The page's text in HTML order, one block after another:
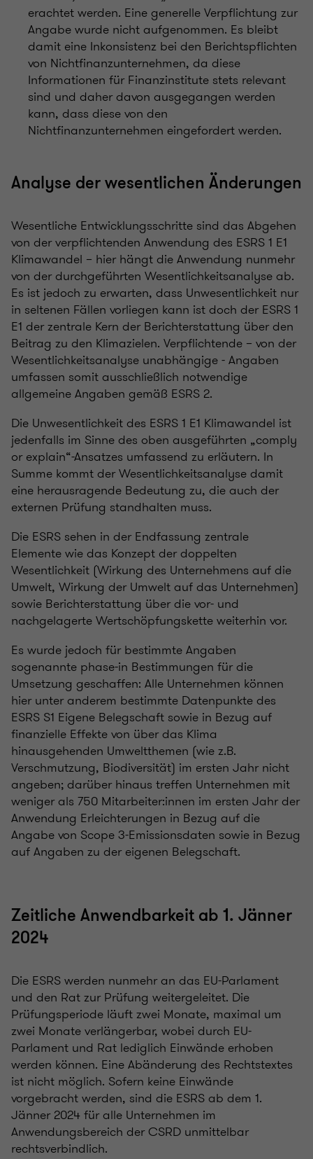
erachtet werden. Eine generelle Verpflichtung zur
Angabe wurde nicht aufgenommen. Es bleibt
damit eine Inkonsistenz bei den Berichtspflichten
von Nichtfinanzunternehmen, da diese
Informationen für Finanzinstitute stets relevant
sind und daher davon ausgegangen werden
kann, dass diese von den
Nichtfinanzunternehmen eingefordert werden.
Analyse der wesentlichen Änderungen
Wesentliche Entwicklungsschritte sind das Abgehen
von der verpflichtenden Anwendung des ESRS 1 E1
Klimawandel – hier hängt die Anwendung nunmehr
von der durchgeführten Wesentlichkeitsanalyse ab.
Es ist jedoch zu erwarten, dass Unwesentlichkeit nur
in seltenen Fällen vorliegen kann ist doch der ESRS 1
E1 der zentrale Kern der Berichterstattung über den
Beitrag zu den Klimazielen. Verpflichtende – von der
Wesentlichkeitsanalyse unabhängige - Angaben
umfassen somit ausschließlich notwendige
allgemeine Angaben gemäß ESRS 2.
Die Unwesentlichkeit des ESRS 1 E1 Klimawandel ist
jedenfalls im Sinne des oben ausgeführten „comply
or explain“-Ansatzes umfassend zu erläutern. In
Summe kommt der Wesentlichkeitsanalyse damit
eine herausragende Bedeutung zu, die auch der
externen Prüfung standhalten muss.
Die ESRS sehen in der Endfassung zentrale
Elemente wie das Konzept der doppelten
Wesentlichkeit (Wirkung des Unternehmens auf die
Umwelt, Wirkung der Umwelt auf das Unternehmen)
sowie Berichterstattung über die vor- und
nachgelagerte Wertschöpfungskette weiterhin vor.
Es wurde jedoch für bestimmte Angaben
sogenannte phase-in Bestimmungen für die
Umsetzung geschaffen: Alle Unternehmen können
hier unter anderem bestimmte Datenpunkte des
ESRS S1 Eigene Belegschaft sowie in Bezug auf
finanzielle Effekte von über das Klima
hinausgehenden Umweltthemen (wie z.B.
Verschmutzung, Biodiversität) im ersten Jahr nicht
angeben; darüber hinaus treffen Unternehmen mit
weniger als 750 Mitarbeiter:innen im ersten Jahr der
Anwendung Erleichterungen in Bezug auf die
Angabe von Scope 3-Emissionsdaten sowie in Bezug
auf Angaben zu der eigenen Belegschaft.
Zeitliche Anwendbarkeit ab 1. Jänner
2024
Die ESRS werden nunmehr an das EU-Parlament
und den Rat zur Prüfung weitergeleitet. Die
Prüfungsperiode läuft zwei Monate, maximal um
zwei Monate verlängerbar, wobei durch EU-
Parlament und Rat lediglich Einwände erhoben
werden können. Eine Abänderung des Rechtstextes
ist nicht möglich. Sofern keine Einwände
vorgebracht werden, sind die ESRS ab dem 1.
Jänner 2024 für alle Unternehmen im
Anwendungsbereich der CSRD unmittelbar
rechtsverbindlich.